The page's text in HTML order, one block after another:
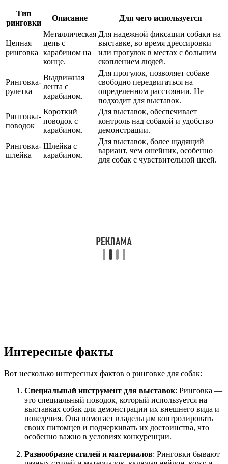
Тип
ринговки
Описание Для чего используется
Цепная
ринговка
Металлическая
цепь с
карабином на
конце.
Для надежной фиксации собаки на
выставке, во время дрессировки
или прогулок в местах с большим
скоплением людей.
Ринговка-
рулетка
Выдвижная
лента с
карабином.
Для прогулок, позволяет собаке
свободно передвигаться на
определенном расстоянии. Не
подходит для выставок.
Ринговка-
поводок
Короткий
поводок с
карабином.
Для выставок, обеспечивает
контроль над собакой и удобство
демонстрации.
Ринговка-
шлейка
Шлейка с
карабином.
Для выставок, более щадящий
вариант, чем ошейник, особенно
для собак с чувствительной шеей.
Интересные факты
Вот несколько интересных фактов о ринговке для собак:
Специальный инструмент для выставок: Ринговка —
это специальный поводок, который используется на
выставках собак для демонстрации их внешнего вида и
поведения. Она помогает владельцам контролировать
своих питомцев и подчеркивать их достоинства, что
особенно важно в условиях конкуренции.
Разнообразие стилей и материалов: Ринговки бывают